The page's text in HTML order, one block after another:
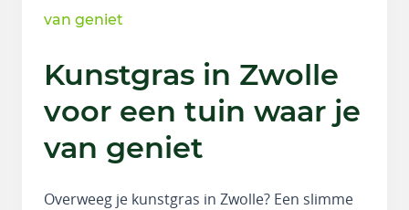
van geniet
Kunstgras in Zwolle
voor een tuin waar je
van geniet
Overweeg je kunstgras in Zwolle? Een slimme